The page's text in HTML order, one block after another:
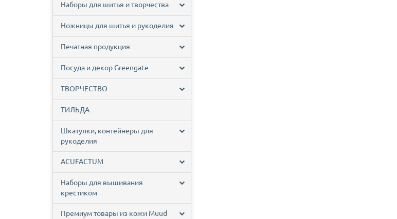
Наборы для шитья и творчества
Ножницы для шитья и рукоделия
Печатная продукция
Посуда и декор Greengate
ТВОРЧЕСТВО
ТИЛЬДА
Шкатулки, контейнеры для
рукоделия
ACUFACTUM
Наборы для вышивания
крестиком
Премиум товары из кожи Muud